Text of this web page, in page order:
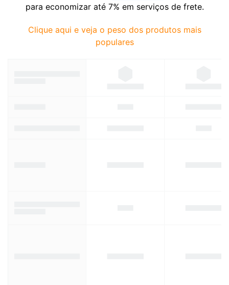
para economizar até 7% em serviços de frete.
Clique aqui e veja o peso dos produtos mais
populares